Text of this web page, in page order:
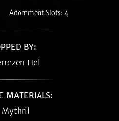
Adornment Slots: 4
BY:
Hel
MATERIALS:
Mythril